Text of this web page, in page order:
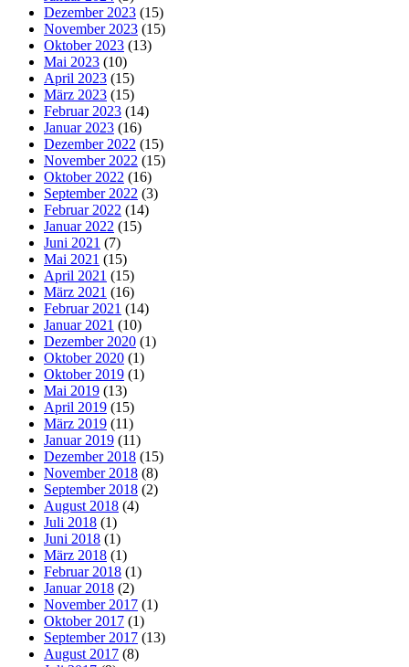
Dezember 2023 (15)
November 2023 (15)
Oktober 2023 (13)
Mai 2023 (10)
April 2023 (15)
März 2023 (15)
Februar 2023 (14)
Januar 2023 (16)
Dezember 2022 (15)
November 2022 (15)
Oktober 2022 (16)
September 2022 (3)
Februar 2022 (14)
Januar 2022 (15)
Juni 2021 (7)
Mai 2021 (15)
April 2021 (15)
März 2021 (16)
Februar 2021 (14)
Januar 2021 (10)
Dezember 2020 (1)
Oktober 2020 (1)
Oktober 2019 (1)
Mai 2019 (13)
April 2019 (15)
März 2019 (11)
Januar 2019 (11)
Dezember 2018 (15)
November 2018 (8)
September 2018 (2)
August 2018 (4)
Juli 2018 (1)
Juni 2018 (1)
März 2018 (1)
Februar 2018 (1)
Januar 2018 (2)
November 2017 (1)
Oktober 2017 (1)
September 2017 (13)
August 2017 (8)